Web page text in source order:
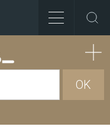
OK